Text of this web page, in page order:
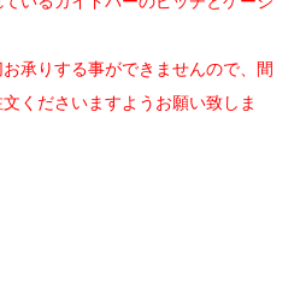
承りする事ができませんので、間
くださいますようお願い致しま